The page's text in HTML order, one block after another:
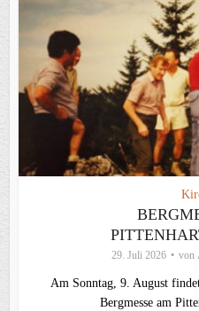
29. Juli 2026 von
Am Sonntag, 9. August
Bergmesse am